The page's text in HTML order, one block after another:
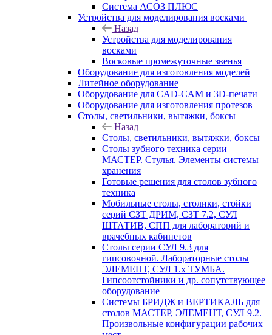
Система АСОЗ ПЛЮС
Устройства для моделирования восками
Назад
Устройства для моделирования
восками
Восковые промежуточные звенья
Оборудование для изготовления моделей
Литейное оборудование
Оборудование для CAD-CAM и 3D-печати
Оборудование для изготовления протезов
Cтолы, светильники, вытяжки, боксы
Назад
Cтолы, светильники, вытяжки, боксы
Столы зубного техника серии
МАСТЕР. Стулья. Элементы системы
хранения
Готовые решения для столов зубного
техника
Мобильные столы, столики, стойки
серий СЗТ ДРИМ, СЗТ 7.2, СУЛ
ШТАТИВ, СПП для лабораторий и
врачебных кабинетов
Столы серии СУЛ 9.3 для
гипсовочной. Лабораторные столы
ЭЛЕМЕНТ, СУЛ 1.х ТУМБА.
Гипсоотстойники и др. сопутствующее
оборудование
Системы БРИДЖ и ВЕРТИКАЛЬ для
столов МАСТЕР, ЭЛЕМЕНТ, СУЛ 9.2.
Произвольные конфигурации рабочих